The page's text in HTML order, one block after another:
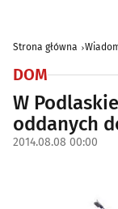
Strona główna
DOM
W
oddanych
2014.08.08 00:00